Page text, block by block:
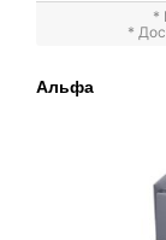
*
*
Альфа